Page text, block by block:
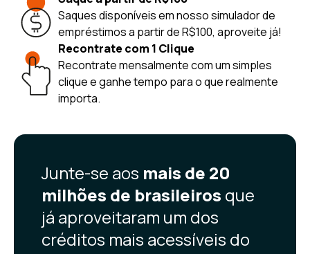
Saques disponíveis em nosso simulador de
empréstimos a partir de R$100, aproveite já!
Recontrate com 1 Clique
Recontrate mensalmente com um simples
clique e ganhe tempo para o que realmente
importa.
Junte-se aos mais de 20
milhões de brasileiros que
já aproveitaram um dos
créditos mais acessíveis do